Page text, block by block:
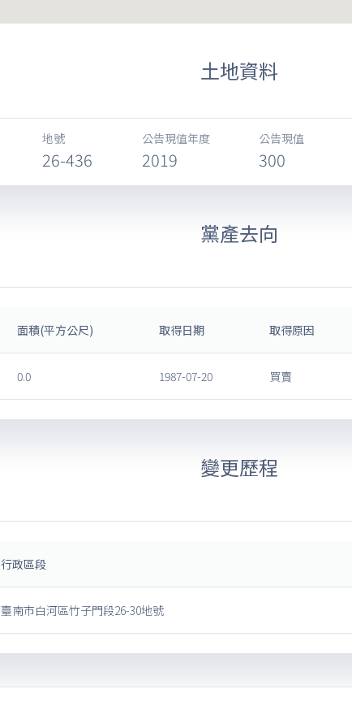
土地資料
地號
26-436
公告現值年度
2019
公告現值
300
黨產去向
面積(平方公尺) 取得日期 取得原因
0.0 1987-07-20 買賣
變更歷程
行政區段
臺南市白河區竹子門段26-30地號